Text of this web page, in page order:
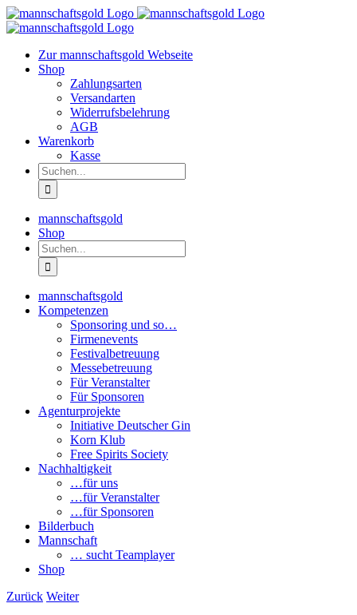
Zum
Inhalt
Zur mannschaftsgold Webseite
Shop
Zahlungsarten
Versandarten
Widerrufsbelehrung
AGB
Warenkorb
Kasse
Suche
nach:
mannschaftsgold
Shop
Suche
nach:
mannschaftsgold
Kompetenzen
Sponsoring und so…
Firmenevents
Festivalbetreuung
Messebetreuung
Für Veranstalter
Für Sponsoren
Agenturprojekte
Initiative Deutscher Gin
Korn Klub
Free Spirits Society
Nachhaltigkeit
…für uns
…für Veranstalter
…für Sponsoren
Bilderbuch
Mannschaft
… sucht Teamplayer
Shop
Zurück Weiter